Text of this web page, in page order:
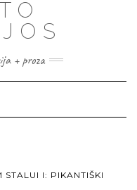
+ proza
STALUI I: PIKANTIŠKI